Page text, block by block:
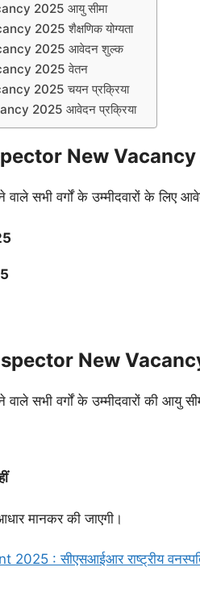
2025 आयु सीमा
2025 शैक्षणिक योग्यता
2025 आवेदन शुल्क
2025 वेतन
2025 चयन प्रक्रिया
2025 आवेदन प्रक्रिया
New Vacancy
सभी वर्गों के उम्मीदवारों के लिए
New
सभी वर्गों के उम्मीदवारों की आयु
मानकर की जाएगी।
: सीएसआईआर राष्ट्रीय